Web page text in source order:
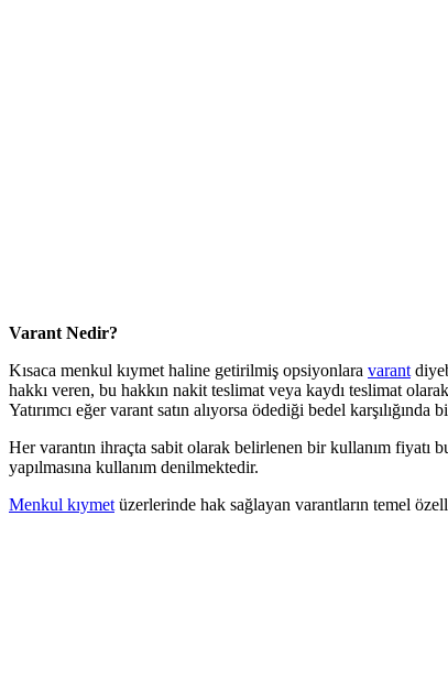
Varant Nedir?
Kısaca menkul kıymet haline getirilmiş opsiyonlara varant
hakkı veren, bu hakkın nakit teslimat veya kaydı teslimat
Yatırımcı eğer varant satın alıyorsa ödediği bedel
Her varantın ihraçta sabit olarak belirlenen bir kullanım fiyatı
yapılmasına kullanım denilmektedir.
Menkul kıymet üzerlerinde hak sağlayan varantların temel